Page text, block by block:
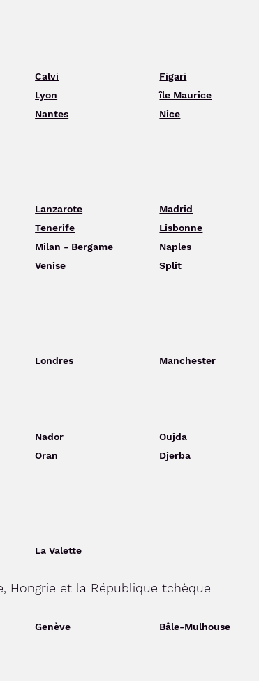
Calvi
Figari
Lyon
île Maurice
Nantes
Nice
Lanzarote
Madrid
Tenerife
Lisbonne
Milan - Bergame
Naples
Venise
Split
Londres Manchester
Nador
Oujda
Oran
Djerba
La Valette
Hongrie et la République tchèque
Genève
Bâle-Mulhouse